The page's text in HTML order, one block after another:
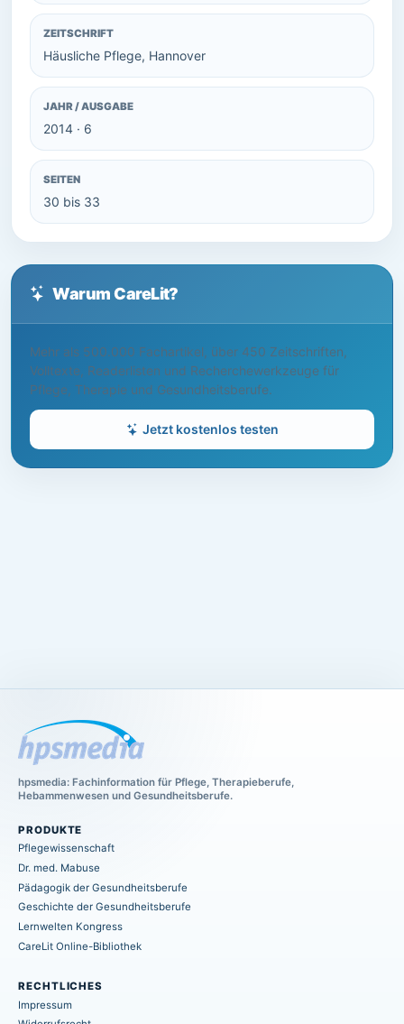
ZEITSCHRIFT
Häusliche Pflege, Hannover
JAHR / AUSGABE
2014 · 6
SEITEN
30 bis 33
Warum CareLit?
Mehr als 500.000 Fachartikel, über 450 Zeitschriften,
Volltexte, Readerlisten und Recherchewerkzeuge für
Pflege, Therapie und Gesundheitsberufe.
Jetzt kostenlos testen
hpsmedia: Fachinformation für Pflege, Therapieberufe,
Hebammenwesen und Gesundheitsberufe.
PRODUKTE
Pflegewissenschaft
Dr. med. Mabuse
Pädagogik der Gesundheitsberufe
Geschichte der Gesundheitsberufe
Lernwelten Kongress
CareLit Online-Bibliothek
RECHTLICHES
Impressum